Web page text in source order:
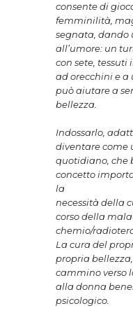
consente di
femminilità,
segnata, dando
all’umore: un
con sete,
ad orecchini e
può aiutare a
bellezza.
Indossarlo,
diventare come
quotidiano, che
concetto
la
necessità della
corso della
chemio/
La cura del
propria
cammino verso
alla donna
psicologico.